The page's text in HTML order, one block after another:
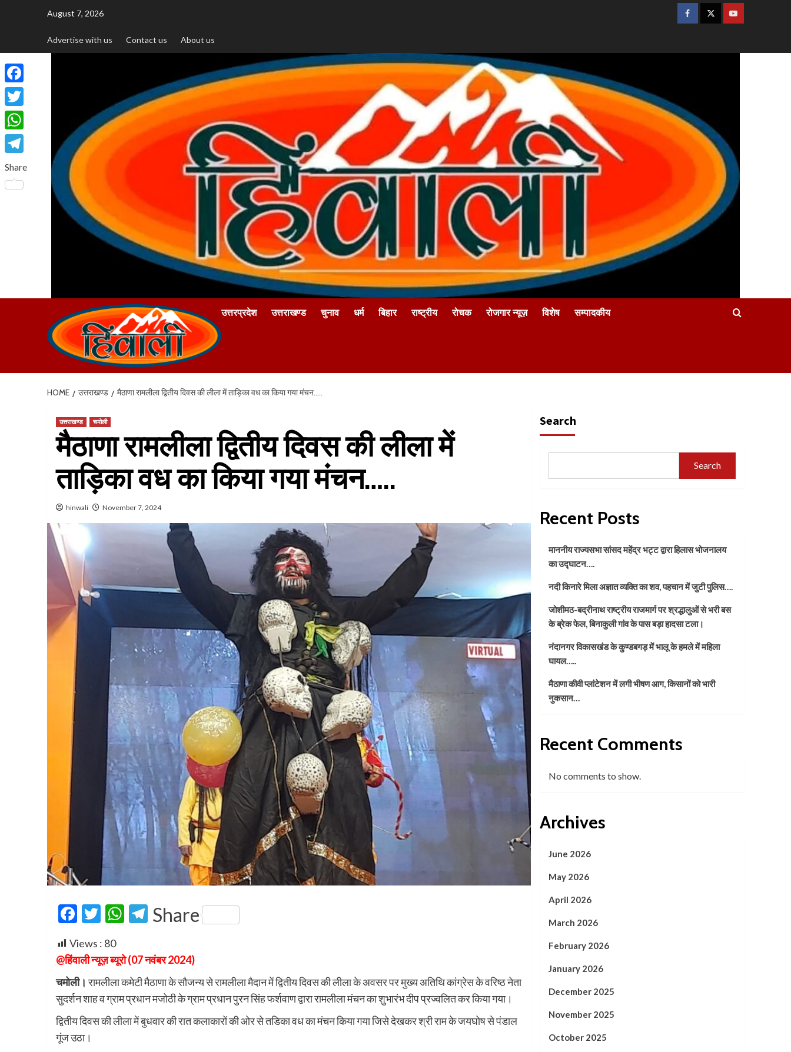
August 7, 2026
Advertise with us Contact us About us
उत्तरप्रदेश उत्तराखण्ड चुनाव धर्म बिहार राष्ट्रीय रोचक रोजगार न्यूज़ विशेष सम्पादकीय
HOME उत्तराखण्ड मैठाणा रामलीला द्वितीय दिवस की लीला में ताड़िका वध का किया गया मंचन…..
उत्तराखण्ड चमोली
मैठाणा रामलीला द्वितीय दिवस की लीला में
ताड़िका वध का किया गया मंचन…..
hinwali November 7, 2024
Facebook
Twitter
WhatsApp
Telegram
Share
Views : 80
@हिंवाली न्यूज़ ब्यूरो (07 नवंबर 2024)
चमोली। रामलीला कमेटी मैठाणा के सौजन्य से रामलीला मैदान में द्वितीय दिवस की लीला के अवसर पर मुख्य अतिथि कांग्रेस के वरिष्ठ नेता
सुदर्शन शाह व ग्राम प्रधान मजोठी के ग्राम प्रधान पुरन सिंह फर्शवाण द्वारा रामलीला मंचन का शुभारंभ दीप प्रज्वलित कर किया गया।
द्वितीय दिवस की लीला में बुधवार की रात कलाकारों की ओर से तडिका वध का मंचन किया गया जिसे देखकर श्री राम के जयघोष से पंडाल
गूंज उठा।
Search
Search
Recent Posts
माननीय राज्यसभा सांसद महेंद्र भट्ट द्वारा हिलास भोजनालय
का उद्घाटन….
नदी किनारे मिला अज्ञात व्यक्ति का शव, पहचान में जुटी पुलिस….
जोशीमठ-बद्रीनाथ राष्ट्रीय राजमार्ग पर श्रद्धालुओं से भरी बस
के ब्रेक फेल, बिनाकुली गांव के पास बड़ा हादसा टला।
नंदानगर विकासखंड के कुण्डबगड़ में भालू के हमले में महिला
घायल…..
मैठाणा कीवी प्लांटेशन में लगी भीषण आग, किसानों को भारी
नुकसान…
Recent Comments
No comments to show.
Archives
June 2026
May 2026
April 2026
March 2026
February 2026
January 2026
December 2025
November 2025
October 2025
Facebook
Twitter
WhatsApp
Telegram
Share